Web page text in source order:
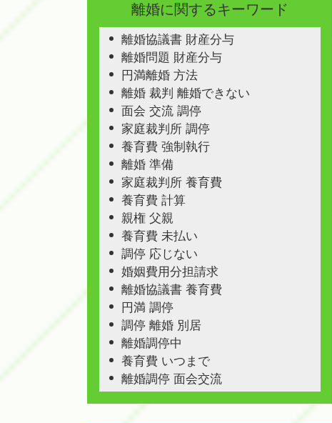
離婚に関するキーワード
離婚協議書 財産分与
離婚問題 財産分与
円満離婚 方法
離婚 裁判 離婚できない
面会 交流 調停
家庭裁判所 調停
養育費 強制執行
離婚 準備
家庭裁判所 養育費
養育費 計算
親権 父親
養育費 未払い
調停 応じない
婚姻費用分担請求
離婚協議書 養育費
円満 調停
調停 離婚 別居
離婚調停中
養育費 いつまで
離婚調停 面会交流